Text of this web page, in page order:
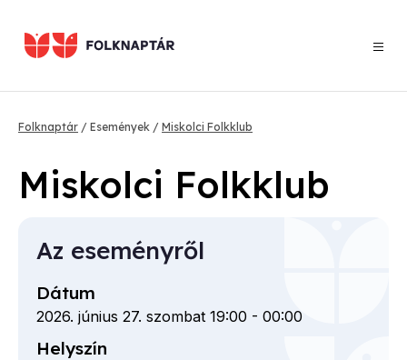
tartalomra
Morzsa
Folknaptár Események Miskolci Folkklub
Miskolci Folkklub
Az eseményről
Dátum
2026. június 27. szombat 19:00 - 00:00
Helyszín